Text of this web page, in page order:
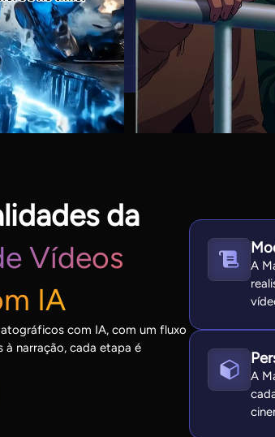
da
Vídeos
IA
com IA, com um fluxo
narração, cada etapa é
A
A